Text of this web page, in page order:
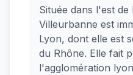
Située dans l'est de
Villeurbanne est
Lyon, dont elle est
du Rhône. Elle fait
l'agglomération